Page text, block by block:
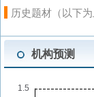
历史题材（以下
机构预测